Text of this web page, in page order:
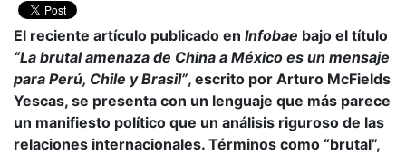
El reciente artículo publicado en Infobae bajo el título
“La brutal amenaza de China a México es un mensaje
para Perú, Chile y Brasil”, escrito por Arturo McFields
Yescas, se presenta con un lenguaje que más parece
un manifiesto político que un análisis riguroso de las
relaciones internacionales. Términos como “brutal”,